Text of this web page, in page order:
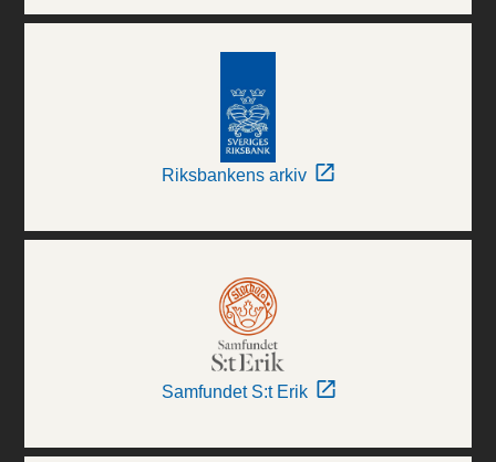
Riksbankens arkiv
Samfundet S:t Erik